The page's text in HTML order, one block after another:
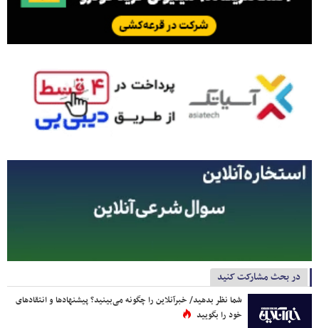
در بحث مشارکت کنید
شما نظر بدهید/ خبرآنلاین را چگونه می‌بینید؟ پیشنهادها و انتقادهای
خود را بگویید